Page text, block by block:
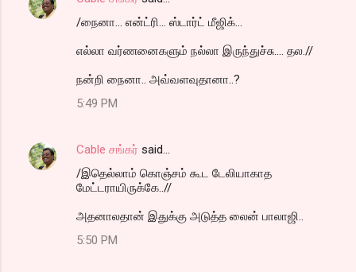
/நைனா... என்ட்ரி... ஸ்டார்ட் மீஜிக்...
எல்லா வர்ணனைகளும் நல்லா இருந்துச்சு.... தல.//
நன்றி நைனா.. அவ்வளவுதானா..?
5:49 PM
Cable சங்கர் said…
/இதெல்லாம் கொஞ்சம் கூட டேலியாகாத
மேட்டராயிருக்கே..//
அதனாலதான் இதுக்கு அடுத்த லைன் பாலாஜி..
5:50 PM